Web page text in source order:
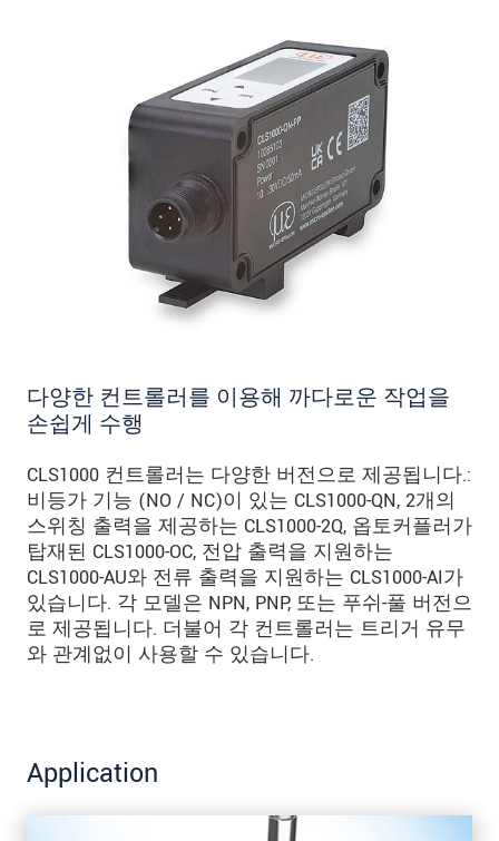
다양한 컨트롤러를 이용해 까다로운 작업을
손쉽게 수행
CLS1000 컨트롤러는 다양한 버전으로 제공됩니다.:
비등가 기능 (NO / NC)이 있는 CLS1000-QN, 2개의
스위칭 출력을 제공하는 CLS1000-2Q, 옵토커플러가
탑재된 CLS1000-OC, 전압 출력을 지원하는
CLS1000-AU와 전류 출력을 지원하는 CLS1000-AI가
있습니다. 각 모델은 NPN, PNP, 또는 푸쉬-풀 버전으
로 제공됩니다. 더불어 각 컨트롤러는 트리거 유무
와 관계없이 사용할 수 있습니다.
Application